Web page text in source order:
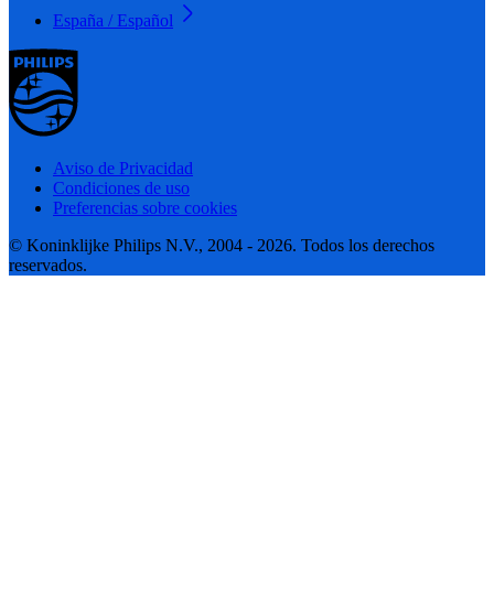
España / Español
Aviso de Privacidad
Condiciones de uso
Preferencias sobre cookies
© Koninklijke Philips N.V., 2004 - 2026. Todos los derechos
reservados.